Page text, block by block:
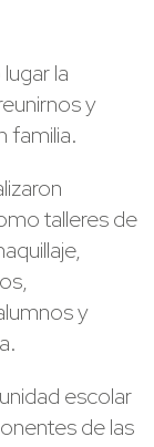
la
y
familia.
talleres de
y
escolar
de las